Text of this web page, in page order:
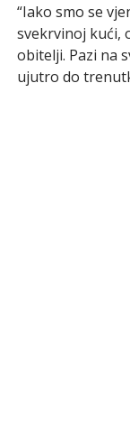
“Iako smo se
svekrvinoj kući,
obitelji. Pazi na
ujutro do